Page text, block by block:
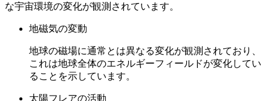
な宇宙環境の変化が観測されています。
地磁気の変動
地球の磁場に通常とは異なる変化が観測されており、
これは地球全体のエネルギーフィールドが変化してい
ることを示しています。
太陽フレアの活動